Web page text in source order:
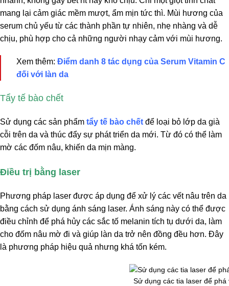
mang lại cảm giác mềm mượt, ẩm mịn tức thì. Mùi hương của
serum chủ yếu từ các thành phần tự nhiên, nhẹ nhàng và dễ
chịu, phù hợp cho cả những người nhạy cảm với mùi hương.
Xem thêm: Điểm danh 8 tác dụng của Serum Vitamin C
đối với làn da
Tẩy tế bào chết
Sử dụng các sản phẩm tẩy tế bào chết để loại bỏ lớp da già
cỗi trên da và thúc đẩy sự phát triển da mới. Từ đó có thể làm
mờ các đốm nâu, khiến da mịn màng.
Điều trị bằng laser
Phương pháp laser được áp dụng để xử lý các vết nâu trên da
bằng cách sử dụng ánh sáng laser. Ánh sáng này có thể được
điều chỉnh để phá hủy các sắc tố melanin tích tụ dưới da, làm
cho đốm nâu mờ đi và giúp làn da trở nên đồng đều hơn. Đây
là phương pháp hiệu quả nhưng khá tốn kém.
Sử dụng các tia laser để